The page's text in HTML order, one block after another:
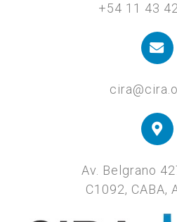
+54 11 43
Av. Belgrano
C1092, CABA,